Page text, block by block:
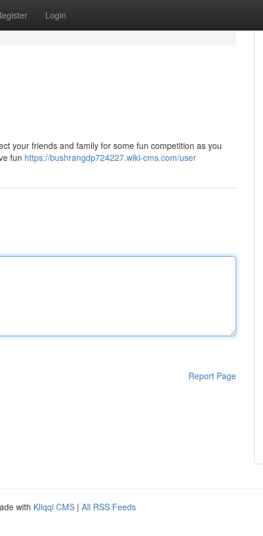
Login
your friends and family for some fun competition as you
fun https://bushrangdp724227.wiki-cms.com/user
Report Page
with Kliqqi CMS | All RSS Feeds